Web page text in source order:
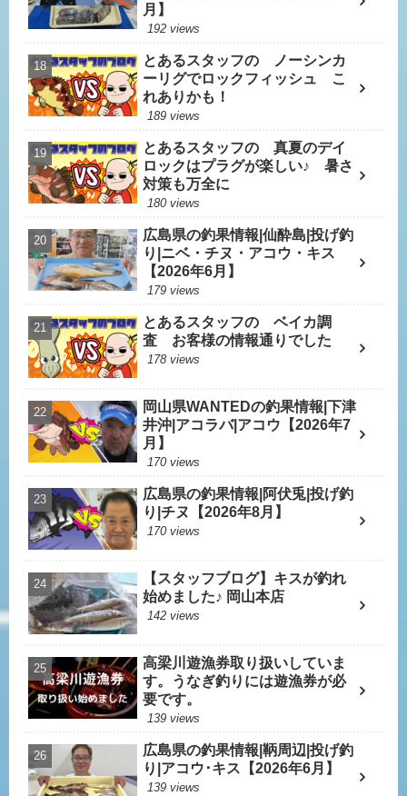
月】
192 views
とあるスタッフの ノーシンカ
ーリグでロックフィッシュ こ
れありかも！
189 views
とあるスタッフの 真夏のデイ
ロックはプラグが楽しい♪ 暑さ
対策も万全に
180 views
広島県の釣果情報|仙酔島|投げ釣
り|ニベ・チヌ・アコウ・キス
【2026年6月】
179 views
とあるスタッフの ベイカ調
査 お客様の情報通りでした
178 views
岡山県WANTEDの釣果情報|下津
井沖|アコラバ|アコウ【2026年7
月】
170 views
広島県の釣果情報|阿伏兎|投げ釣
り|チヌ【2026年8月】
170 views
【スタッフブログ】キスが釣れ
始めました♪ 岡山本店
142 views
高梁川遊漁券取り扱いしていま
す。うなぎ釣りには遊漁券が必
要です。
139 views
広島県の釣果情報|鞆周辺|投げ釣
り|アコウ･キス【2026年6月】
139 views